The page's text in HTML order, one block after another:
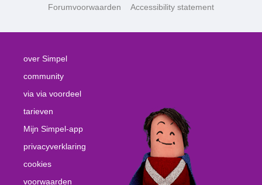
Forumvoorwaarden Accessibility statement
over Simpel
community
via via voordeel
tarieven
Mijn Simpel-app
privacyverklaring
cookies
voorwaarden